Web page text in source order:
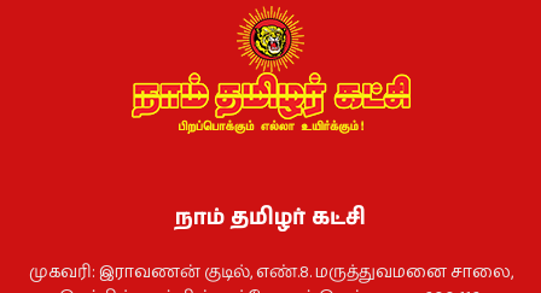
நாம் தமிழர் கட்சி
முகவரி: இராவணன் குடில், எண்.8. மருத்துவமனை சாலை,